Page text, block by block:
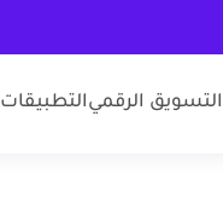
التسويق الرقميالتطبيقات